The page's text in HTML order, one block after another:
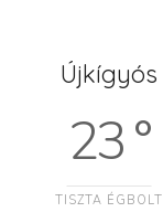
Újkígyós
23 °
TISZTA ÉGBOLT